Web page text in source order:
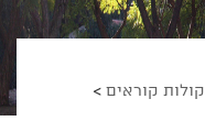
קולות קוראים >